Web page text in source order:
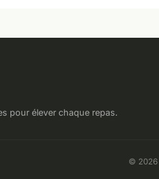
pour élever chaque repas.
© 2026